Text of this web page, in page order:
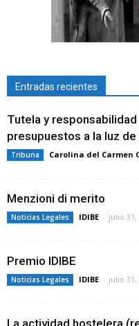
Entradas recientes
Tutela y
presupuestos a la luz de
Tribuna Carolina del Carmen
Menzioni di merito
Noticias Legales IDIBE - julio 31,
Premio IDIBE
Noticias Legales IDIBE - julio 31,
La actividad hostelera